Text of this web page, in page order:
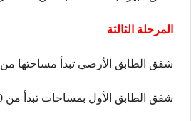
المرحلة الثالثة
شقق الطابق الأرضي تبدأ مساحتها من 172 متر مربع.
شقق الطابق الأول بمساحات تبدأ من 200 متر مربع.